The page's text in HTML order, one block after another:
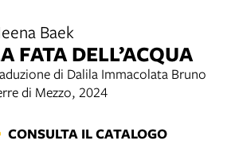
Baek
FATA DELL’ACQUA
di Dalila Immacolata Bruno
di Mezzo, 2024
CONSULTA IL CATALOGO